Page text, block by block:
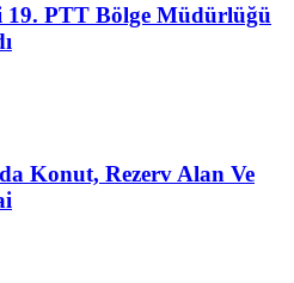
19. PTT Bölge Müdürlüğü
Konut, Rezerv Alan Ve